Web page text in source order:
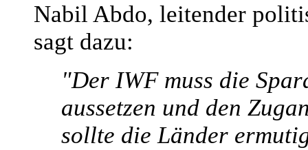
Nabil Abdo, leitender
sagt dazu:
"Der IWF muss die
aussetzen und den
sollte die Länder